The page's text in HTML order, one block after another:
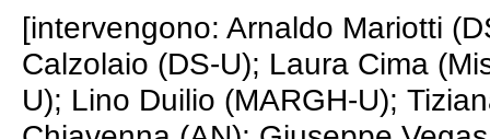
[intervengono: Arnaldo Mariotti
Calzolaio (DS-U); Laura Cima
U); Lino Duilio (MARGH-U);